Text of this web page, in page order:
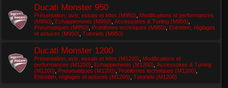
Ducati Monster 950
Présentation, avis, essais et infos (M950)
Modifications et performances
(M950)
Echappements (M950) Accessoires & Tuning (M950)
Pneumatiques (M950)
Problèmes techniques (M950)
Entretien, réglages
et astuces (M950) Tutoriels (M950)
Ducati Monster 1200
Présentation, avis, essais et infos (M1200)
Modifications et
performances (M1200)
Echappements (M1200) Accessoires & Tuning
(M1200)
Pneumatiques (M1200) Problèmes techniques (M1200)
Entretien, réglages et astuces (M1200) Tutoriels (M1200)